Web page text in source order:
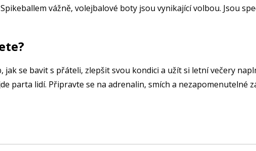
vážně, volejbalové boty jsou vynikající volbou. Jsou
jak se bavit s přáteli, zlepšit svou kondici a užít si letní večery
parta lidí. Připravte se na adrenalin, smích a nezapomenutelné